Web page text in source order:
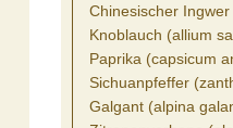
Chinesischer
Knoblauch (allium
Paprika (capsicum
Sichuanpfeffer
Galgant (alpina